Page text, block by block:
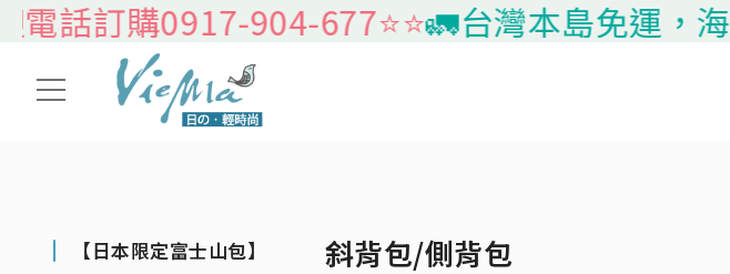
訂購0917-904-677⭐️⭐️🚛台灣本島免運，海外
【日本限定富士山包】 斜背包/側背包